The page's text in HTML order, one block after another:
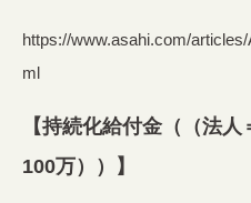
https://www.asahi.com/
ml
【持続化給付金（（法
100万））】